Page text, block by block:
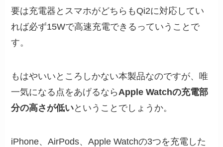
要は充電器とスマホがどちらもQi2に対応してい
れば必ず15Wで高速充電できるっていうことで
す。
もはやいいところしかない本製品なのですが、唯
一気になる点をあげるならApple Watchの充電部
分の高さが低いということでしょうか。
iPhone、AirPods、Apple Watchの3つを充電した